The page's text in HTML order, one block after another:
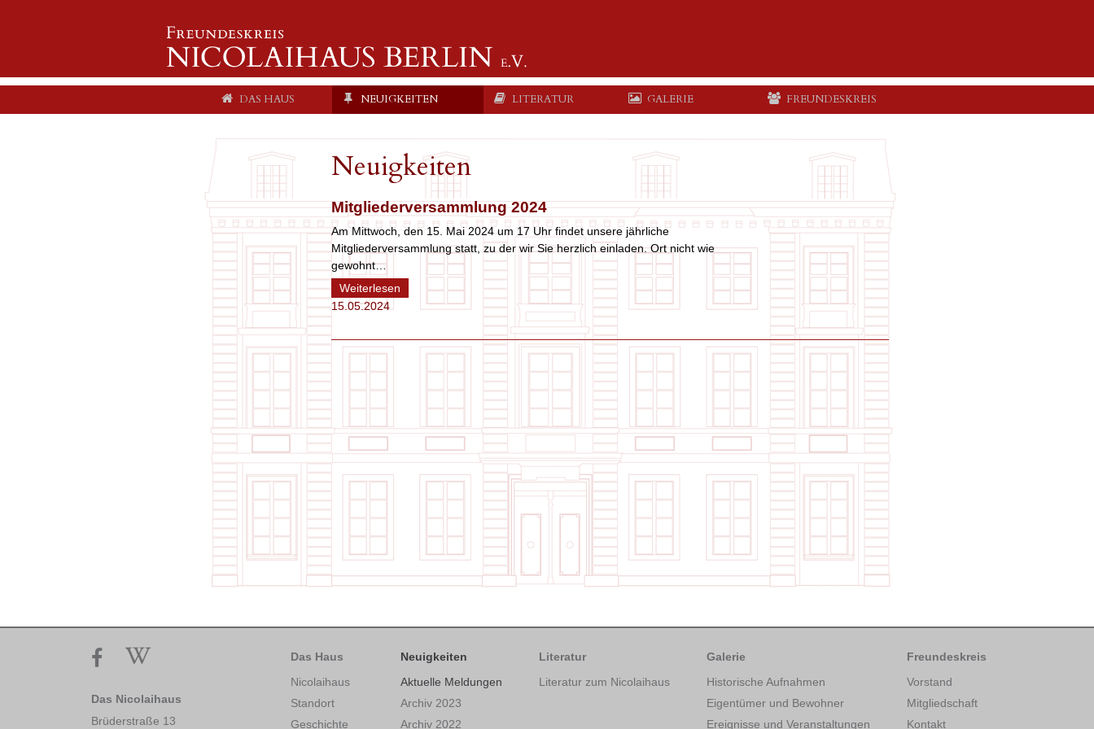
navigation
DAS HAUS NEUIGKEITEN LITERATUR GALERIE FREUNDESKREIS
Neuigkeiten
Mitgliederversammlung 2024
Am Mittwoch, den 15. Mai 2024 um 17 Uhr findet unsere jährliche
Mitgliederversammlung statt, zu der wir Sie herzlich einladen. Ort nicht wie
gewohnt…
Weiterlesen
15.05.2024
Das Nicolaihaus
Brüderstraße 13
Das Haus
Nicolaihaus
Standort
Geschichte
Neuigkeiten
Aktuelle Meldungen
Archiv 2023
Archiv 2022
Literatur
Literatur zum Nicolaihaus
Galerie
Historische Aufnahmen
Eigentümer und Bewohner
Ereignisse und Veranstaltungen
Freundeskreis
Vorstand
Mitgliedschaft
Kontakt